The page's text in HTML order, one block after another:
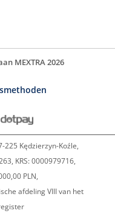
MEXTRA 2026
225 Kędzierzyn-Koźle,
KRS: 0000979716,
PLN,
afdeling VIII van het